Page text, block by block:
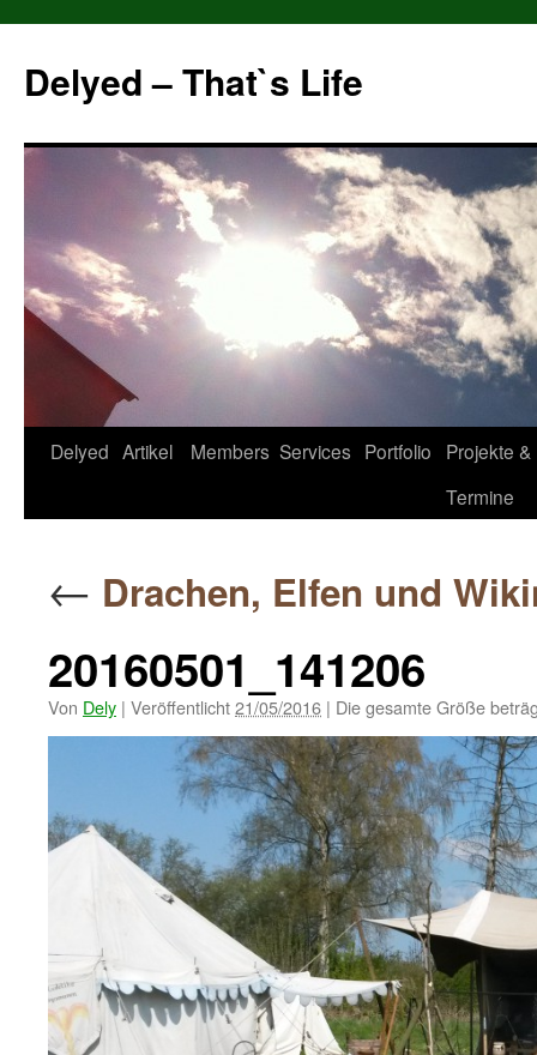
Delyed – That`s Life
Zum
Delyed Artikel Members Services Portfolio
Projekte &
Termine
← Drachen, Elfen und
20160501_141206
Von Dely | Veröffentlicht21/05/2016 | Die gesamte Größe